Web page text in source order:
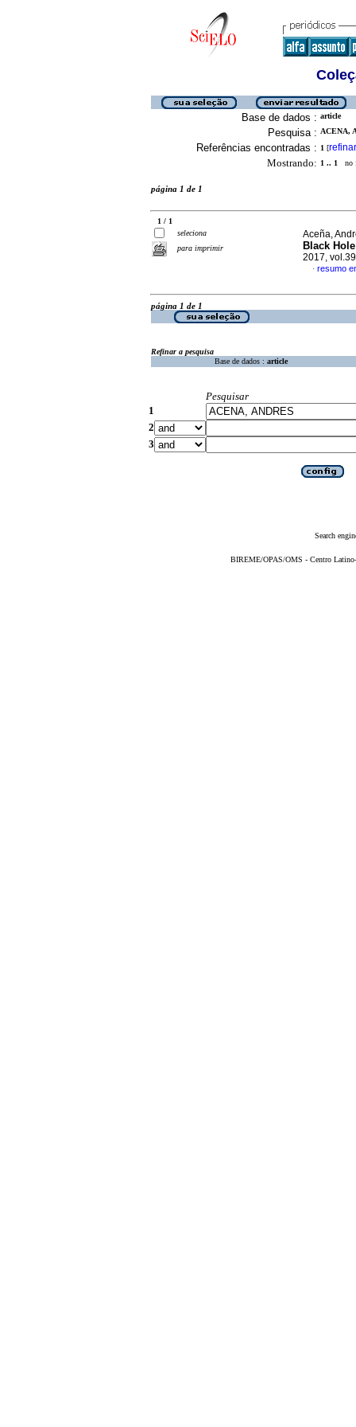
Base de dados : article
Pesquisa : ACENA,
Referências encontradas : 1 [refinar
Mostrando: 1 .. 1 no
página 1 de 1
1 / 1
seleciona
para imprimir
Aceña,
Black
2017,
· resumo
página 1 de 1
Refinar a pesquisa
Base de dados : article
Pesquisar
1
2
3
Search
BIREME/OPAS/OMS - Centro Latino-